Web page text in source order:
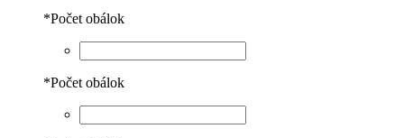
*Počet obálok
*Počet obálok